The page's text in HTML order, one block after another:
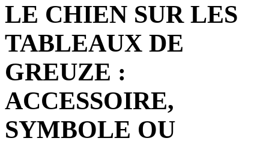
LE CHIEN SUR LES
TABLEAUX DE
GREUZE :
ACCESSOIRE,
SYMBOLE OU